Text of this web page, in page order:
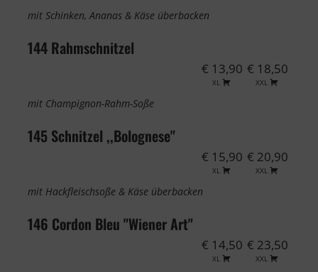
mit Schinken, Ananas & Käse überbacken
144 Rahmschnitzel
€ 13,90
XL
€ 18,50
XXL
mit Champignon-Rahm-Soße
145 Schnitzel ,,Bolognese"
€ 15,90
XL
€ 20,90
XXL
mit Hackfleischsoße & Käse überbacken
146 Cordon Bleu "Wiener Art"
€ 14,50
XL
€ 23,50
XXL